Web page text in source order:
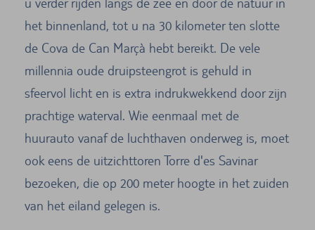
het binnenland, tot u na 30 kilometer ten slotte
de Cova de Can Marçà hebt bereikt. De vele
millennia oude druipsteengrot is gehuld in
sfeervol licht en is extra indrukwekkend door zijn
prachtige waterval. Wie eenmaal met de
huurauto vanaf de luchthaven onderweg is, moet
ook eens de uitzichttoren Torre d'es Savinar
bezoeken, die op 200 meter hoogte in het zuiden
van het eiland gelegen is.